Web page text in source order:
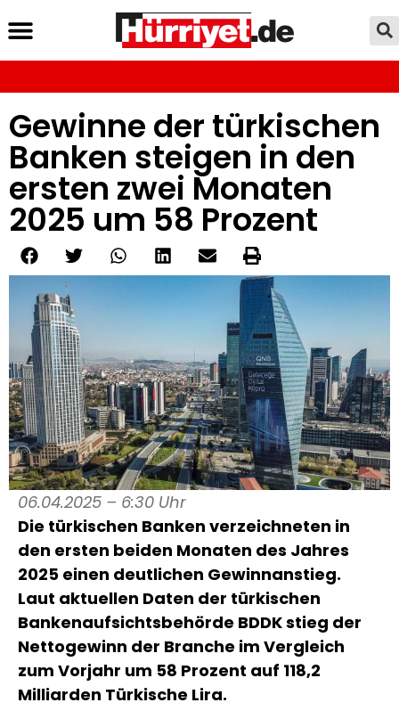
Gewinne der türkischen
Banken steigen in den
ersten zwei Monaten
2025 um 58 Prozent
06.04.2025 – 6:30 Uhr
Die türkischen Banken verzeichneten in
den ersten beiden Monaten des Jahres
2025 einen deutlichen Gewinnanstieg.
Laut aktuellen Daten der türkischen
Bankenaufsichtsbehörde BDDK stieg der
Nettogewinn der Branche im Vergleich
zum Vorjahr um 58 Prozent auf 118,2
Milliarden Türkische Lira.